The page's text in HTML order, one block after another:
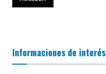
Informaciones de interés